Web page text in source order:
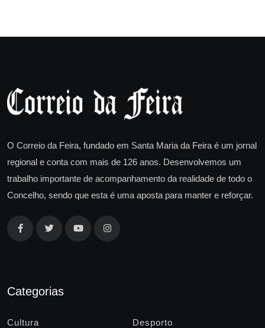
O Correio da Feira, fundado em Santa Maria da Feira é um jornal
regional e conta com mais de 126 anos. Desenvolvemos um
trabalho importante de acompanhamento da realidade de todo o
Concelho, sendo que esta é uma aposta para manter e reforçar.
Categorias
Cultura Desporto